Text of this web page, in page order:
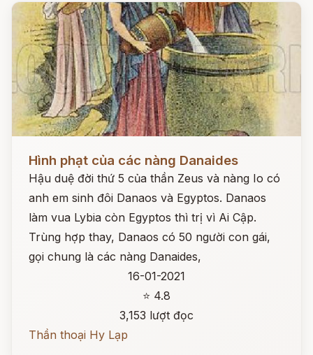
Hình phạt của các nàng Danaides
Hậu duệ đời thứ 5 của thần Zeus và nàng Io có
anh em sinh đôi Danaos và Egyptos. Danaos
làm vua Lybia còn Egyptos thì trị vì Ai Cập.
Trùng hợp thay, Danaos có 50 người con gái,
gọi chung là các nàng Danaides,
16-01-2021
⭐ 4.8
3,153 lượt đọc
Thần thoại Hy Lạp